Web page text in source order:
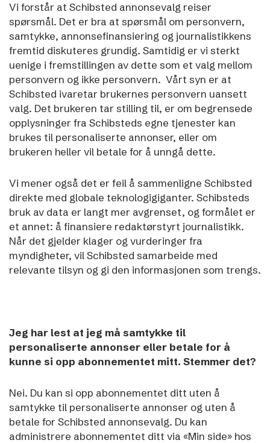
Vi forstår at Schibsted annonsevalg reiser
spørsmål. Det er bra at spørsmål om personvern,
samtykke, annonsefinansiering og journalistikkens
fremtid diskuteres grundig. Samtidig er vi sterkt
uenige i fremstillingen av dette som et valg mellom
personvern og ikke personvern. Vårt syn er at
Schibsted ivaretar brukernes personvern uansett
valg. Det brukeren tar stilling til, er om begrensede
opplysninger fra Schibsteds egne tjenester kan
brukes til personaliserte annonser, eller om
brukeren heller vil betale for å unngå dette.
Vi mener også det er feil å sammenligne Schibsted
direkte med globale teknologigiganter. Schibsteds
bruk av data er langt mer avgrenset, og formålet er
et annet: å finansiere redaktørstyrt journalistikk.
Når det gjelder klager og vurderinger fra
myndigheter, vil Schibsted samarbeide med
relevante tilsyn og gi den informasjonen som trengs.
Jeg har lest at jeg må samtykke til
personaliserte annonser eller betale for å
kunne si opp abonnementet mitt. Stemmer det?
Nei. Du kan si opp abonnementet ditt uten å
samtykke til personaliserte annonser og uten å
betale for Schibsted annonsevalg. Du kan
administrere abonnementet ditt via «Min side» hos